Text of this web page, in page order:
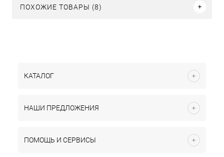
ПОХОЖИЕ ТОВАРЫ (8)
КАТАЛОГ
НАШИ ПРЕДЛОЖЕНИЯ
ПОМОЩЬ И СЕРВИСЫ